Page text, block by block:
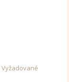
Vyžadované